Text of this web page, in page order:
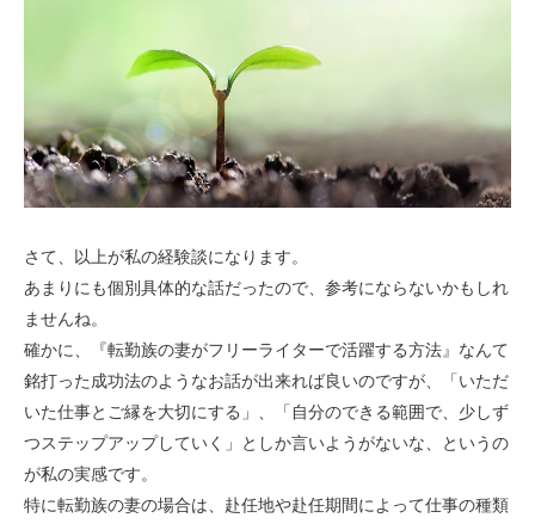
さて、以上が私の経験談になります。
あまりにも個別具体的な話だったので、参考にならないかもしれ
ませんね。
確かに、『転勤族の妻がフリーライターで活躍する方法』なんて
銘打った成功法のようなお話が出来れば良いのですが、「いただ
いた仕事とご縁を大切にする」、「自分のできる範囲で、少しず
つステップアップしていく」としか言いようがないな、というの
が私の実感です。
特に転勤族の妻の場合は、赴任地や赴任期間によって仕事の種類